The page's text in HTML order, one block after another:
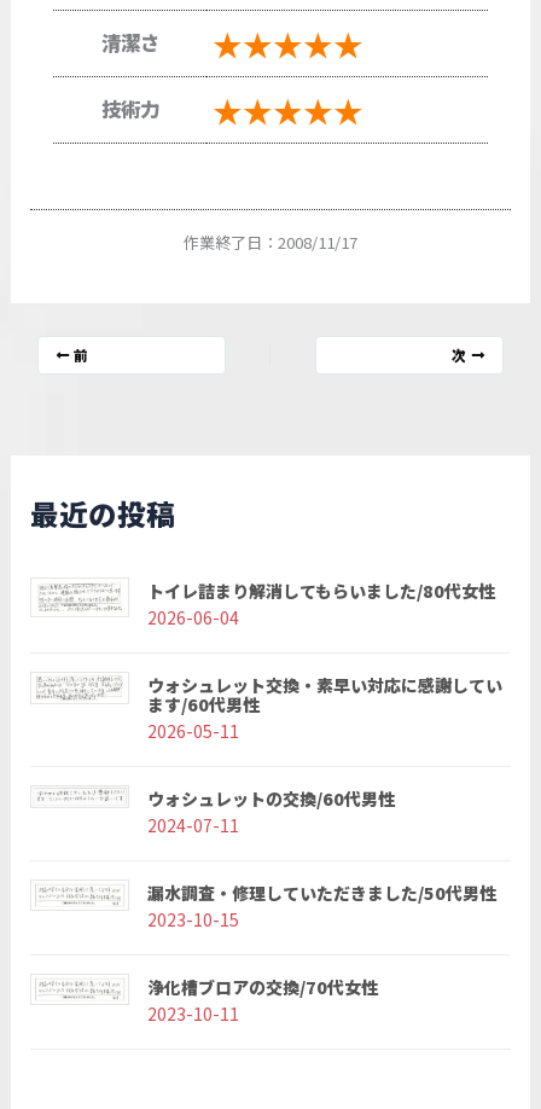
清潔さ ★★★★★
技術力 ★★★★★
作業終了日：2008/11/17
前 次
最近の投稿
トイレ詰まり解消してもらいました/80代女性
2026-06-04
ウォシュレット交換・素早い対応に感謝してい
ます/60代男性
2026-05-11
ウォシュレットの交換/60代男性
2024-07-11
漏水調査・修理していただきました/50代男性
2023-10-15
浄化槽ブロアの交換/70代女性
2023-10-11